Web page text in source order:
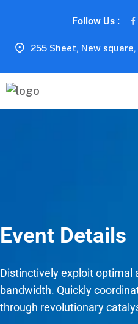
Follow Us :
255 Sheet, New square,
Event Details
Distinctively exploit optimal
bandwidth. Quickly
through revolutionary